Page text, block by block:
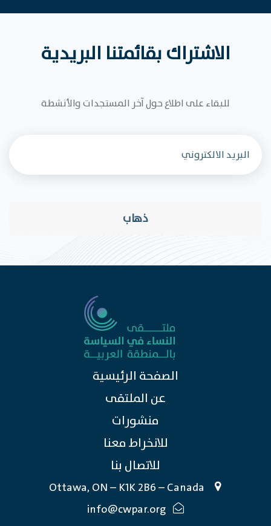
الاشتراك بقائمتنا البريدية
للبقاء على اطلاع حول آخر المستجدات والأنشطة
الصفحة الرئيسية
عن الملتقى
منشورات
للانخراط معنا
للاتصال بنا
Ottawa, ON – K1K 2B6 – Canada
info@cwpar.org